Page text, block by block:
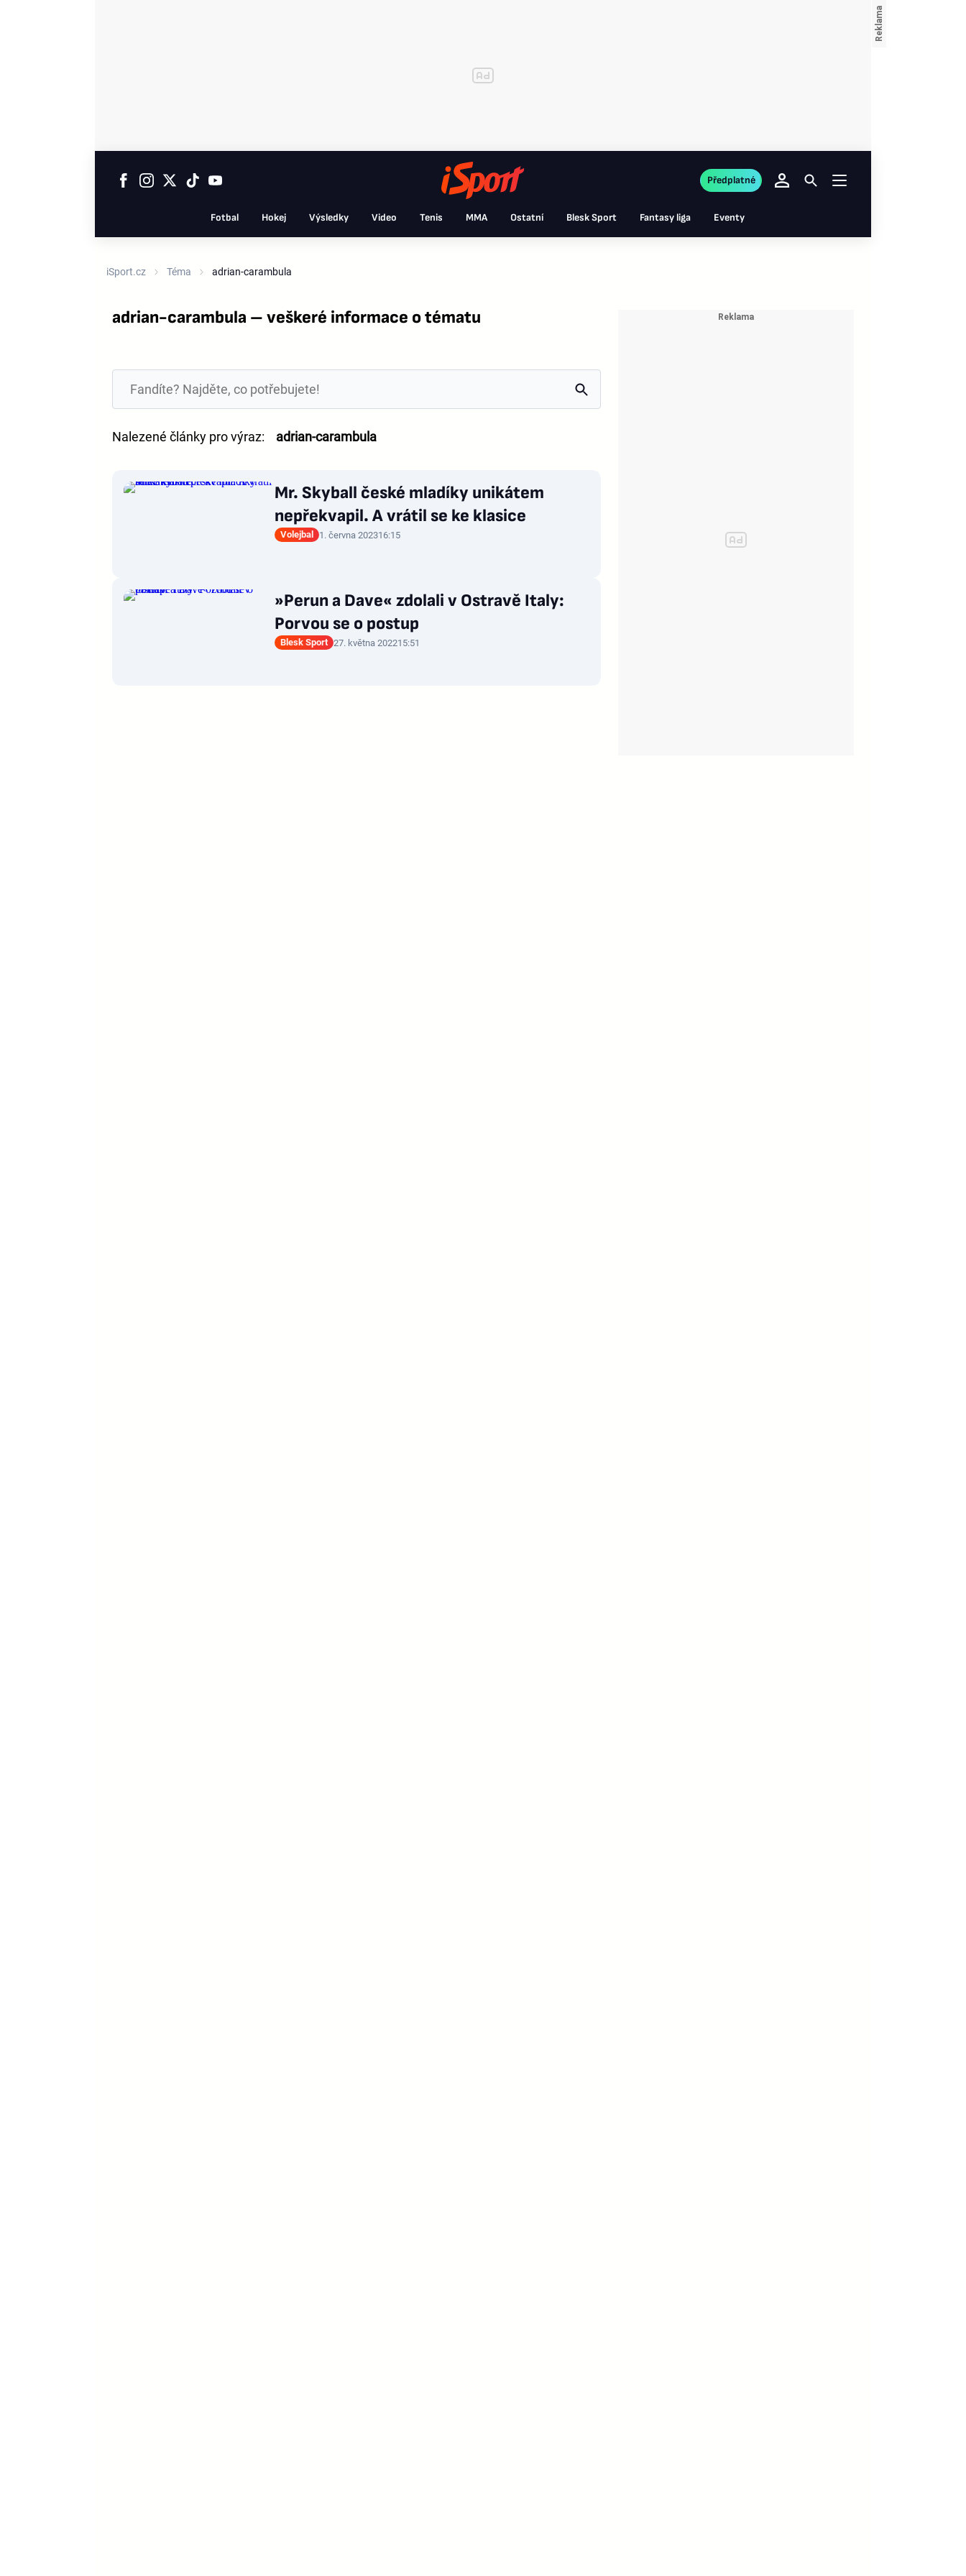
Fotbal Hokej Výsledky Video Tenis MMA Ostatní Blesk Sport Fantasy liga Eventy
Předplatné
iSport.cz Téma adrian-carambula
adrian-carambula – veškeré informace o tématu
Nalezené články pro výraz: adrian-carambula
Mr. Skyball české mladíky unikátem
nepřekvapil. A vrátil se ke klasice
Volejbal 1. června 202316:15
»Perun a Dave« zdolali v Ostravě Italy:
Porvou se o postup
Blesk Sport 27. května 202215:51